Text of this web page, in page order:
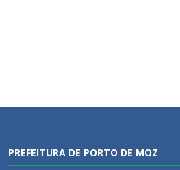
PREFEITURA DE PORTO DE MOZ